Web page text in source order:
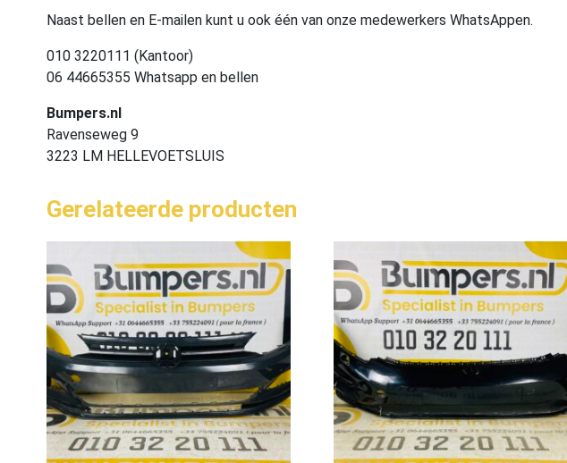
Naast bellen en E-mailen kunt u ook één van onze medewerkers WhatsAppen.
010 3220111 (Kantoor)
06 44665355 Whatsapp en bellen
Bumpers.nl
Ravenseweg 9
3223 LM HELLEVOETSLUIS
Gerelateerde producten